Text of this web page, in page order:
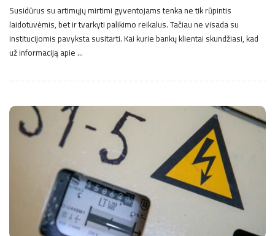
Susidūrus su artimųjų mirtimi gyventojams tenka ne tik rūpintis
laidotuvėmis, bet ir tvarkyti palikimo reikalus. Tačiau ne visada su
institucijomis pavyksta susitarti. Kai kurie bankų klientai skundžiasi, kad
už informaciją apie …